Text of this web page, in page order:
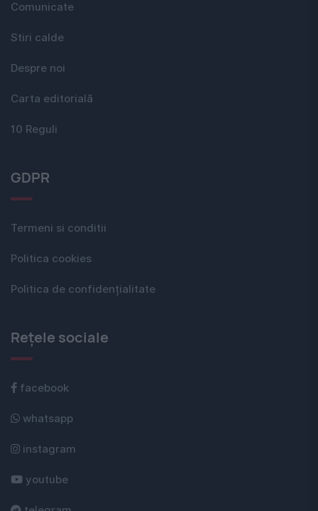
Comunicate
Stiri calde
Despre noi
Carta editorială
10 Reguli
GDPR
Termeni si conditii
Politica cookies
Politica de confidențialitate
Rețele sociale
facebook
whatsapp
instagram
youtube